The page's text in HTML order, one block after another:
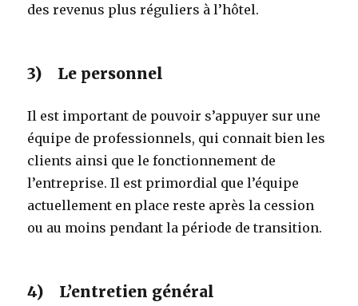
des revenus plus réguliers à l’hôtel.
3) Le personnel
Il est important de pouvoir s’appuyer sur une
équipe de professionnels, qui connait bien les
clients ainsi que le fonctionnement de
l’entreprise. Il est primordial que l’équipe
actuellement en place reste après la cession
ou au moins pendant la période de transition.
4) L’entretien général